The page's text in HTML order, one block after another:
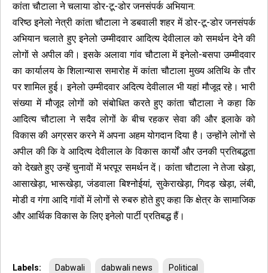
कांता चौटाला ने चलाया डोर-टू-डोर जनसंपर्क अभियान:
वरिष्ठ इनेलो नेत्री कांता चौटाला ने डबवाली शहर में डोर-टू-डोर जनसंपर्क
अभियान चलाते हुए इनेलो उम्मीदवार आदित्य देवीलाल को समर्थन देने की
लोगों से अपील की। इसके अलावा गांव चौटाला में इनेलो-बसपा उम्मीदवार
का कार्यालय के शिलान्यास समारोह में कांता चौटाला मुख्य अतिथि के तौर
पर शामिल हुई। इनेलो उम्मीदवार अदित्य देवीलाल भी यहां मौजूद रहे। भारी
संख्या में मौजूद लोगों को संबोधित करते हुए कांता चौटाला ने कहा कि
आदित्य चौटाला ने सदैव लोगों के बीच रहकर सेवा की और इलाके को
विकास की अग्रसर करने में अपना अहम योगदान दिया है। उन्होंने लोगों से
अपील की कि वे आदित्य देवीलाल के विकास कार्यों और उनकी प्रतिबद्धता
को देखते हुए उन्हें चुनावों में भरपूर समर्थन दें। कांता चौटाला ने तेजा खेड़ा,
आसाखेड़ा, भारूखेड़ा, जंडवाला बिश्नोईयां, सुकेराखेड़ा, गिदड़ खेड़ा, लंबी,
मोडी व गंगा आदि गांवों में लोगों से रुबरु होते हुए कहा कि क्षेत्र के सामाजिक
और आर्थिक विकास के लिए इनेलो पार्टी प्रतिबद्ध हैं।
Labels: Dabwali dabwali news Political